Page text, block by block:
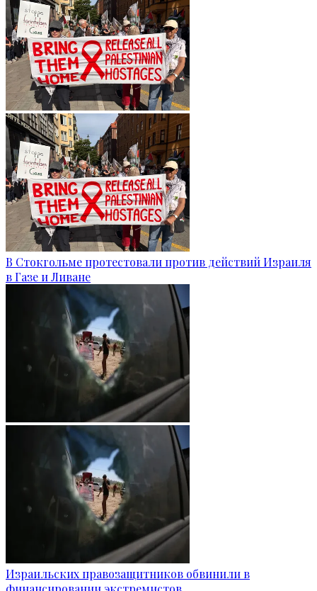
В Стокгольме протестовали против действий Израиля
в Газе и Ливане
Израильских правозащитников обвинили в